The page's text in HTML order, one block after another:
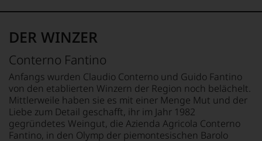
Medaillen
Weinjournalisten
Fachpublikationen
unseren
Aussendungen
oder
in
unserem
Webshop,
50% Barbera
BIO KENNZEICHNUNG
HÄNDLER
DE-ÖKO-006
BIO KENNZEICHNUNG
PRODUKT
GESCHMACK
340 kJ / 81 kcal
FETT
0 g
davon gesättigte
Fettsäuren: 0 g
KOHLENHYDRATE
DER WINZER
Conterno Fantino
Anfangs wurden Claudio Conterno und Guido Fantino
von den etablierten Winzern der Region noch belächelt.
Mittlerweile haben sie es mit einer Menge Mut und der
Liebe zum Detail geschafft, ihr im Jahr 1982
gegründetes Weingut, die Azienda Agricola Conterno
Fantino, in den Olymp der piemontesischen Barolo